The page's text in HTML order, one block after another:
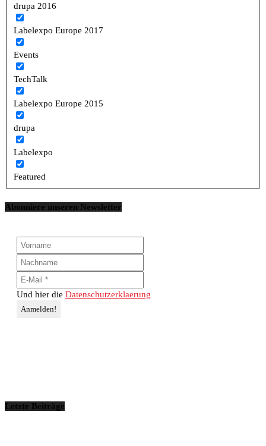
drupa 2016
Labelexpo Europe 2017
Events
TechTalk
Labelexpo Europe 2015
drupa
Labelexpo
Featured
Abonniere unseren Newsletter
Und hier die Datenschutzerklaerung
Letzte Beiträge